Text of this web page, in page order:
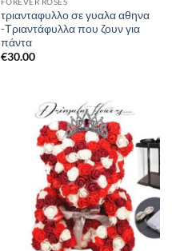
τριανταφυλλο σε γυαλα αθηνα
-Τριαντάφυλλα που ζουν για
πάντα
€30.00